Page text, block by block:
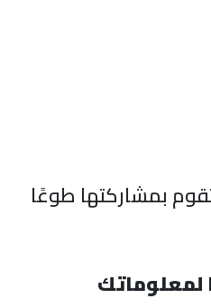
بمشاركتها طوعًا